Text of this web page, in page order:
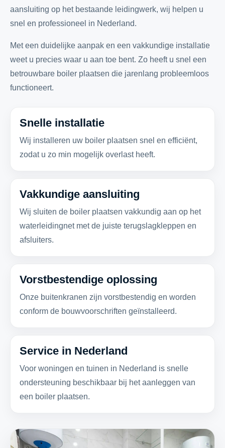
aansluiting op het bestaande leidingwerk, wij helpen u
snel en professioneel in Nederland.
Met een duidelijke aanpak en een vakkundige installatie
weet u precies waar u aan toe bent. Zo heeft u snel een
betrouwbare boiler plaatsen die jarenlang probleemloos
functioneert.
Snelle installatie
Wij installeren uw boiler plaatsen snel en efficiënt,
zodat u zo min mogelijk overlast heeft.
Vakkundige aansluiting
Wij sluiten de boiler plaatsen vakkundig aan op het
waterleidingnet met de juiste terugslagkleppen en
afsluiters.
Vorstbestendige oplossing
Onze buitenkranen zijn vorstbestendig en worden
conform de bouwvoorschriften geïnstalleerd.
Service in Nederland
Voor woningen en tuinen in Nederland is snelle
ondersteuning beschikbaar bij het aanleggen van
een boiler plaatsen.